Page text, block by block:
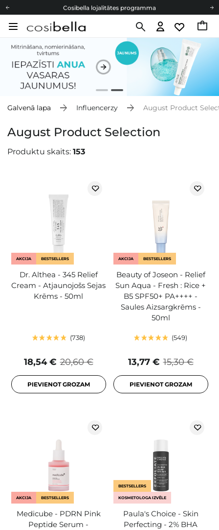
Cosibella lojalitātes programma
Bezmaskas piegāde no 49,00 €
Cosibella lojalitātes programma
Bezmaskas piegāde no 49,00 €
Galvenā lapa Influencerzy August Product
August Product Selection
Produktu skaits: 153
AKCIJA BESTSELLERS
Dr. Althea - 345 Relief
Cream - Atjaunojošs Sejas
Krēms - 50ml
738
20,60 €
18,54 €
PIEVIENOT GROZAM
AKCIJA BESTSELLERS
Beauty of Joseon - Relief
Sun Aqua - Fresh : Rice +
B5 SPF50+ PA++++ -
Saules Aizsargkrēms -
50ml
549
15,30 €
13,77 €
PIEVIENOT GROZAM
AKCIJA BESTSELLERS
Medicube - PDRN Pink
Peptide Serum -
BESTSELLERS
KOSMETOLOGA IZVĒLE
Paula's Choice - Skin
Perfecting - 2% BHA